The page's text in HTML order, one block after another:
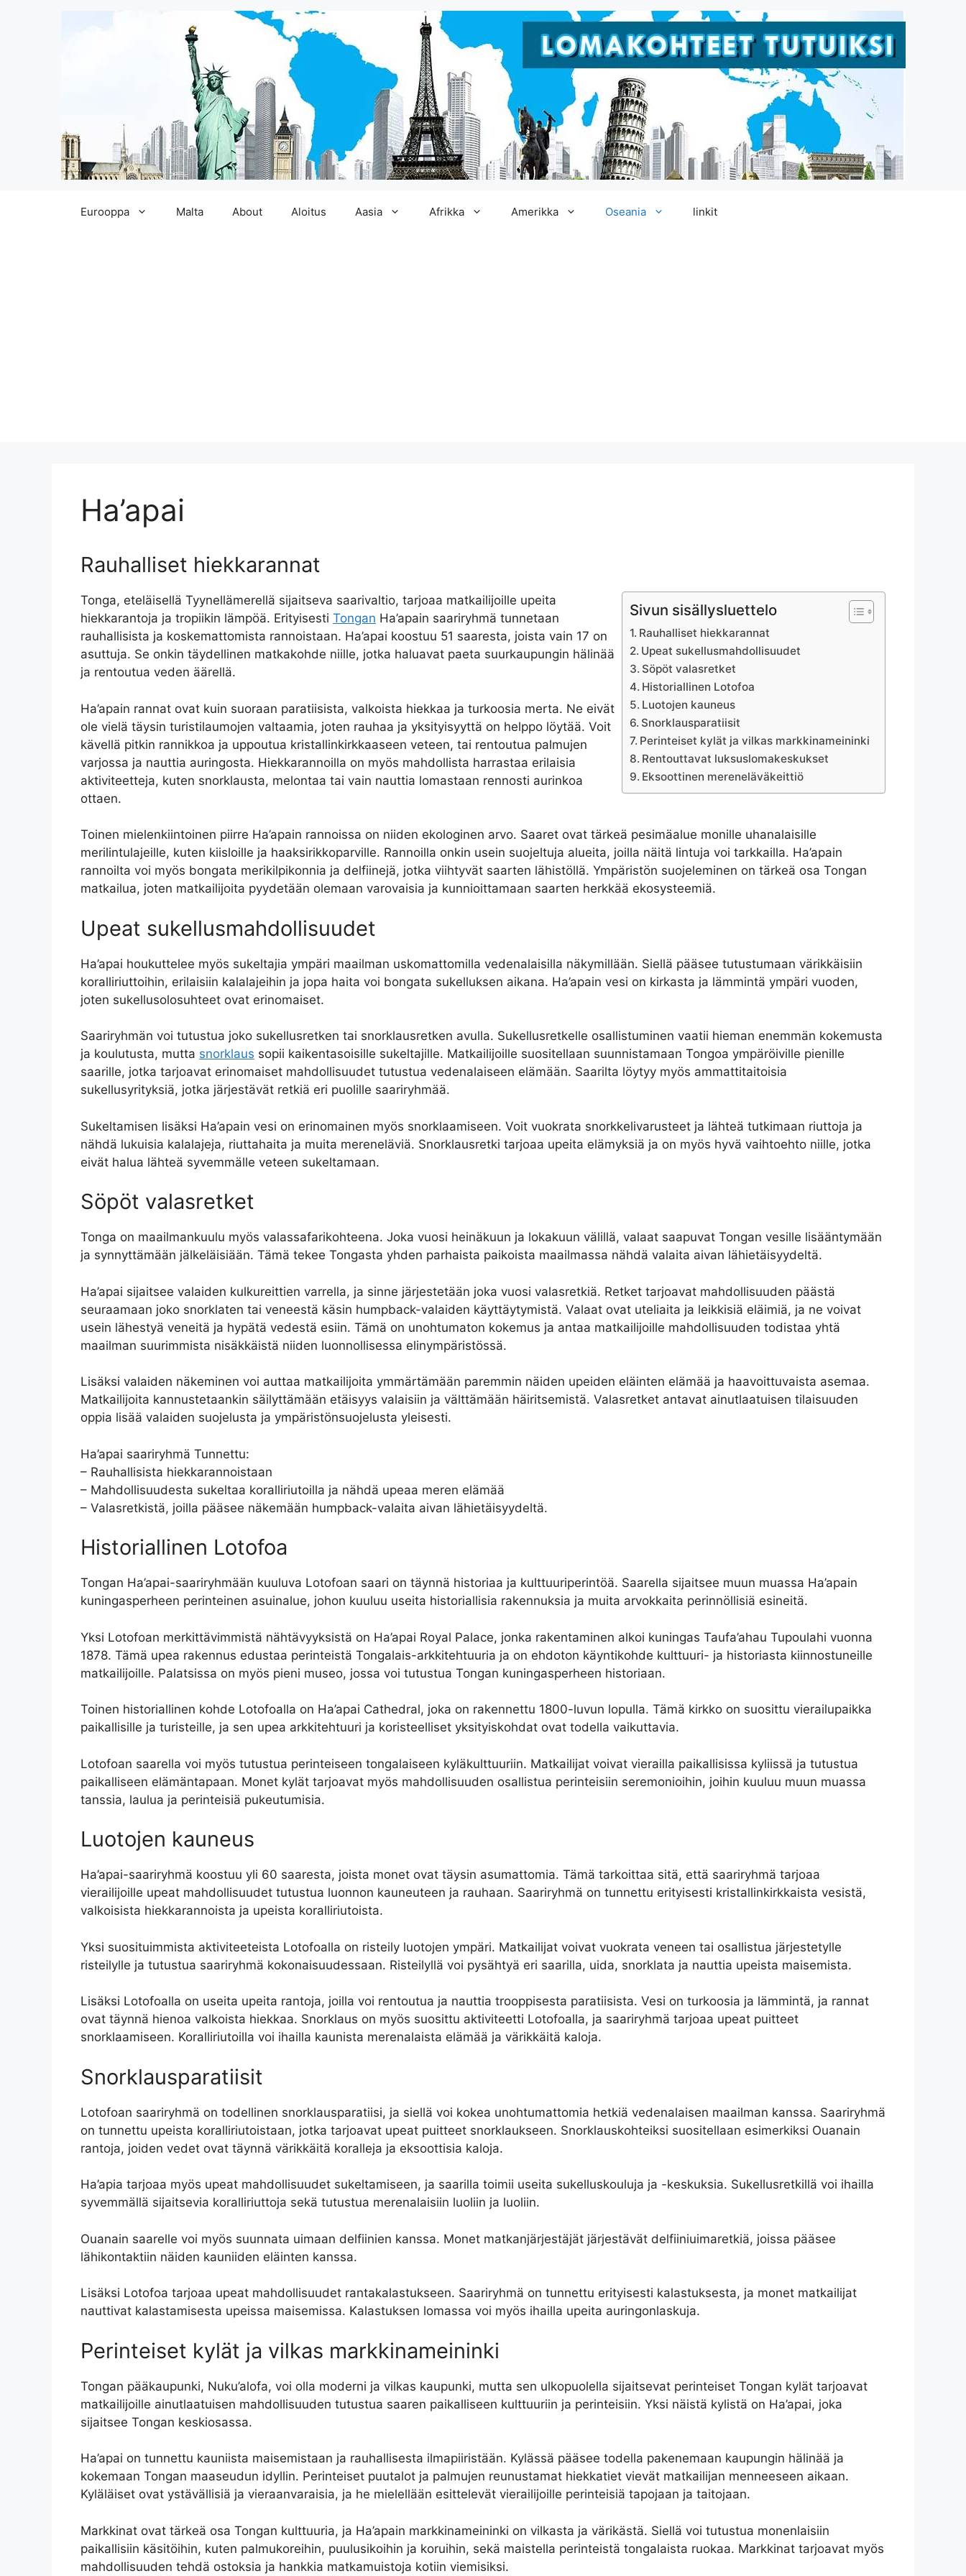
Eurooppa Malta About Aloitus Aasia Afrikka Amerikka Oseania linkit
Ha’apai
Rauhalliset hiekkarannat
Sivun sisällysluettelo
Rauhalliset hiekkarannat
Upeat sukellusmahdollisuudet
Söpöt valasretket
Historiallinen Lotofoa
Luotojen kauneus
Snorklausparatiisit
Perinteiset kylät ja vilkas markkinameininki
Rentouttavat luksuslomakeskukset
Eksoottinen mereneläväkeittiö
Tonga, eteläisellä Tyynellämerellä sijaitseva saarivaltio, tarjoaa matkailijoille upeita
hiekkarantoja ja tropiikin lämpöä. Erityisesti Tongan Ha’apain saariryhmä tunnetaan
rauhallisista ja koskemattomista rannoistaan. Ha’apai koostuu 51 saaresta, joista vain 17 on
asuttuja. Se onkin täydellinen matkakohde niille, jotka haluavat paeta suurkaupungin hälinää
ja rentoutua veden äärellä.
Ha’apain rannat ovat kuin suoraan paratiisista, valkoista hiekkaa ja turkoosia merta. Ne eivät
ole vielä täysin turistilaumojen valtaamia, joten rauhaa ja yksityisyyttä on helppo löytää. Voit
kävellä pitkin rannikkoa ja uppoutua kristallinkirkkaaseen veteen, tai rentoutua palmujen
varjossa ja nauttia auringosta. Hiekkarannoilla on myös mahdollista harrastaa erilaisia
aktiviteetteja, kuten snorklausta, melontaa tai vain nauttia lomastaan rennosti aurinkoa
ottaen.
Toinen mielenkiintoinen piirre Ha’apain rannoissa on niiden ekologinen arvo. Saaret ovat tärkeä pesimäalue monille uhanalaisille
merilintulajeille, kuten kiisloille ja haaksirikkoparville. Rannoilla onkin usein suojeltuja alueita, joilla näitä lintuja voi tarkkailla. Ha’apain
rannoilta voi myös bongata merikilpikonnia ja delfiinejä, jotka viihtyvät saarten lähistöllä. Ympäristön suojeleminen on tärkeä osa Tongan
matkailua, joten matkailijoita pyydetään olemaan varovaisia ja kunnioittamaan saarten herkkää ekosysteemiä.
Upeat sukellusmahdollisuudet
Ha’apai houkuttelee myös sukeltajia ympäri maailman uskomattomilla vedenalaisilla näkymillään. Siellä pääsee tutustumaan värikkäisiin
koralliriuttoihin, erilaisiin kalalajeihin ja jopa haita voi bongata sukelluksen aikana. Ha’apain vesi on kirkasta ja lämmintä ympäri vuoden,
joten sukellusolosuhteet ovat erinomaiset.
Saariryhmän voi tutustua joko sukellusretken tai snorklausretken avulla. Sukellusretkelle osallistuminen vaatii hieman enemmän kokemusta
ja koulutusta, mutta snorklaus sopii kaikentasoisille sukeltajille. Matkailijoille suositellaan suunnistamaan Tongoa ympäröiville pienille
saarille, jotka tarjoavat erinomaiset mahdollisuudet tutustua vedenalaiseen elämään. Saarilta löytyy myös ammattitaitoisia
sukellusyrityksiä, jotka järjestävät retkiä eri puolille saariryhmää.
Sukeltamisen lisäksi Ha’apain vesi on erinomainen myös snorklaamiseen. Voit vuokrata snorkkelivarusteet ja lähteä tutkimaan riuttoja ja
nähdä lukuisia kalalajeja, riuttahaita ja muita mereneläviä. Snorklausretki tarjoaa upeita elämyksiä ja on myös hyvä vaihtoehto niille, jotka
eivät halua lähteä syvemmälle veteen sukeltamaan.
Söpöt valasretket
Tonga on maailmankuulu myös valassafarikohteena. Joka vuosi heinäkuun ja lokakuun välillä, valaat saapuvat Tongan vesille lisääntymään
ja synnyttämään jälkeläisiään. Tämä tekee Tongasta yhden parhaista paikoista maailmassa nähdä valaita aivan lähietäisyydeltä.
Ha’apai sijaitsee valaiden kulkureittien varrella, ja sinne järjestetään joka vuosi valasretkiä. Retket tarjoavat mahdollisuuden päästä
seuraamaan joko snorklaten tai veneestä käsin humpback-valaiden käyttäytymistä. Valaat ovat uteliaita ja leikkisiä eläimiä, ja ne voivat
usein lähestyä veneitä ja hypätä vedestä esiin. Tämä on unohtumaton kokemus ja antaa matkailijoille mahdollisuuden todistaa yhtä
maailman suurimmista nisäkkäistä niiden luonnollisessa elinympäristössä.
Lisäksi valaiden näkeminen voi auttaa matkailijoita ymmärtämään paremmin näiden upeiden eläinten elämää ja haavoittuvaista asemaa.
Matkailijoita kannustetaankin säilyttämään etäisyys valaisiin ja välttämään häiritsemistä. Valasretket antavat ainutlaatuisen tilaisuuden
oppia lisää valaiden suojelusta ja ympäristönsuojelusta yleisesti.
Ha’apai saariryhmä Tunnettu:
– Rauhallisista hiekkarannoistaan
– Mahdollisuudesta sukeltaa koralliriutoilla ja nähdä upeaa meren elämää
– Valasretkistä, joilla pääsee näkemään humpback-valaita aivan lähietäisyydeltä.
Historiallinen Lotofoa
Tongan Ha’apai-saariryhmään kuuluva Lotofoan saari on täynnä historiaa ja kulttuuriperintöä. Saarella sijaitsee muun muassa Ha’apain
kuningasperheen perinteinen asuinalue, johon kuuluu useita historiallisia rakennuksia ja muita arvokkaita perinnöllisiä esineitä.
Yksi Lotofoan merkittävimmistä nähtävyyksistä on Ha’apai Royal Palace, jonka rakentaminen alkoi kuningas Taufa’ahau Tupoulahi vuonna
1878. Tämä upea rakennus edustaa perinteistä Tongalais-arkkitehtuuria ja on ehdoton käyntikohde kulttuuri- ja historiasta kiinnostuneille
matkailijoille. Palatsissa on myös pieni museo, jossa voi tutustua Tongan kuningasperheen historiaan.
Toinen historiallinen kohde Lotofoalla on Ha’apai Cathedral, joka on rakennettu 1800-luvun lopulla. Tämä kirkko on suosittu vierailupaikka
paikallisille ja turisteille, ja sen upea arkkitehtuuri ja koristeelliset yksityiskohdat ovat todella vaikuttavia.
Lotofoan saarella voi myös tutustua perinteiseen tongalaiseen kyläkulttuuriin. Matkailijat voivat vierailla paikallisissa kyliissä ja tutustua
paikalliseen elämäntapaan. Monet kylät tarjoavat myös mahdollisuuden osallistua perinteisiin seremonioihin, joihin kuuluu muun muassa
tanssia, laulua ja perinteisiä pukeutumisia.
Luotojen kauneus
Ha’apai-saariryhmä koostuu yli 60 saaresta, joista monet ovat täysin asumattomia. Tämä tarkoittaa sitä, että saariryhmä tarjoaa
vierailijoille upeat mahdollisuudet tutustua luonnon kauneuteen ja rauhaan. Saariryhmä on tunnettu erityisesti kristallinkirkkaista vesistä,
valkoisista hiekkarannoista ja upeista koralliriutoista.
Yksi suosituimmista aktiviteeteista Lotofoalla on risteily luotojen ympäri. Matkailijat voivat vuokrata veneen tai osallistua järjestetylle
risteilylle ja tutustua saariryhmä kokonaisuudessaan. Risteilyllä voi pysähtyä eri saarilla, uida, snorklata ja nauttia upeista maisemista.
Lisäksi Lotofoalla on useita upeita rantoja, joilla voi rentoutua ja nauttia trooppisesta paratiisista. Vesi on turkoosia ja lämmintä, ja rannat
ovat täynnä hienoa valkoista hiekkaa. Snorklaus on myös suosittu aktiviteetti Lotofoalla, ja saariryhmä tarjoaa upeat puitteet
snorklaamiseen. Koralliriutoilla voi ihailla kaunista merenalaista elämää ja värikkäitä kaloja.
Snorklausparatiisit
Lotofoan saariryhmä on todellinen snorklausparatiisi, ja siellä voi kokea unohtumattomia hetkiä vedenalaisen maailman kanssa. Saariryhmä
on tunnettu upeista koralliriutoistaan, jotka tarjoavat upeat puitteet snorklaukseen. Snorklauskohteiksi suositellaan esimerkiksi Ouanain
rantoja, joiden vedet ovat täynnä värikkäitä koralleja ja eksoottisia kaloja.
Ha’apia tarjoaa myös upeat mahdollisuudet sukeltamiseen, ja saarilla toimii useita sukelluskouluja ja -keskuksia. Sukellusretkillä voi ihailla
syvemmällä sijaitsevia koralliriuttoja sekä tutustua merenalaisiin luoliin ja luoliin.
Ouanain saarelle voi myös suunnata uimaan delfiinien kanssa. Monet matkanjärjestäjät järjestävät delfiiniuimaretkiä, joissa pääsee
lähikontaktiin näiden kauniiden eläinten kanssa.
Lisäksi Lotofoa tarjoaa upeat mahdollisuudet rantakalastukseen. Saariryhmä on tunnettu erityisesti kalastuksesta, ja monet matkailijat
nauttivat kalastamisesta upeissa maisemissa. Kalastuksen lomassa voi myös ihailla upeita auringonlaskuja.
Perinteiset kylät ja vilkas markkinameininki
Tongan pääkaupunki, Nuku’alofa, voi olla moderni ja vilkas kaupunki, mutta sen ulkopuolella sijaitsevat perinteiset Tongan kylät tarjoavat
matkailijoille ainutlaatuisen mahdollisuuden tutustua saaren paikalliseen kulttuuriin ja perinteisiin. Yksi näistä kylistä on Ha’apai, joka
sijaitsee Tongan keskiosassa.
Ha’apai on tunnettu kauniista maisemistaan ja rauhallisesta ilmapiiristään. Kylässä pääsee todella pakenemaan kaupungin hälinää ja
kokemaan Tongan maaseudun idyllin. Perinteiset puutalot ja palmujen reunustamat hiekkatiet vievät matkailijan menneeseen aikaan.
Kyläläiset ovat ystävällisiä ja vieraanvaraisia, ja he mielellään esittelevät vierailijoille perinteisiä tapojaan ja taitojaan.
Markkinat ovat tärkeä osa Tongan kulttuuria, ja Ha’apain markkinameininki on vilkasta ja värikästä. Siellä voi tutustua monenlaisiin
paikallisiin käsitöihin, kuten palmukoreihin, puulusikoihin ja koruihin, sekä maistella perinteistä tongalaista ruokaa. Markkinat tarjoavat myös
mahdollisuuden tehdä ostoksia ja hankkia matkamuistoja kotiin viemisiksi.